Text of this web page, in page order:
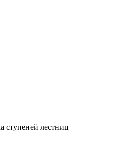
ступеней лестниц